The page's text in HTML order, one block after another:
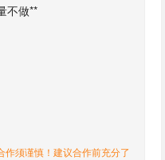
不做**
须谨慎！建议合作前充分了